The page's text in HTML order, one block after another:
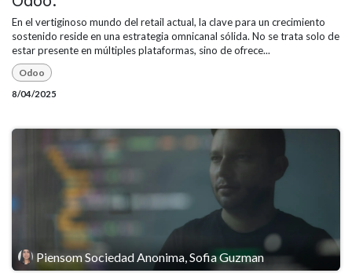
En el vertiginoso mundo del retail actual, la clave para un crecimiento
sostenido reside en una estrategia omnicanal sólida. No se trata solo de
estar presente en múltiples plataformas, sino de ofrece...
Odoo
8/04/2025
Piensom Sociedad Anonima, Sofia Guzman